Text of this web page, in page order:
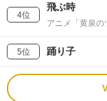
4位
飛ぶ時
アニメ「黄泉
5位 踊り子